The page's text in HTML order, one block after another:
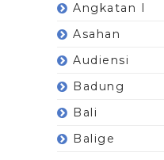
Angkatan I
Asahan
Audiensi
Badung
Bali
Balige